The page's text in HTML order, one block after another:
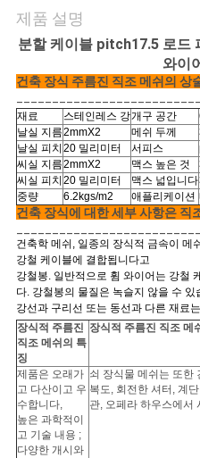
뉴
스
사
건
사
이
트
맵
PRIVACY
POLICY
제품 설명
분할 케이블 pitch17.5 로드
와이
건축 장식 주름진 직조 메쉬의 상
재료 스테인레스 강개구 공간
날실 지름2mmX2 메쉬 두께
날실 피치 20 밀리미터 서피스
씨실 지름2mmX2 맥스 높은 것
씨실 피치 20 밀리미터 맥스 넓입니다
중량
6.2kgs/m2 애플리케이션
건축 장식에 대한 세부 사항은 직
건축학 메쉬, 일종의 장식적 금속이 메
강철 케이블에 결합됩니다고
강철봉. 일반적으로 휨 와이어는 강철
다. 강철봉의 물질은 녹슬지 않을 수 있
강선과 구리선 또는 동선과 다른 재료
장식적 주름진
직조 메쉬의 특
징
장식적 주름진 직조 메
제품은 오래가
고 다산이고 우
수합니다,
높은 과학적이
고 기술 내용 ;
다양한 개시와
쇠 장식물 메쉬는 또한
복도, 회전한 셔터, 계
관, 오페라 하우스에서